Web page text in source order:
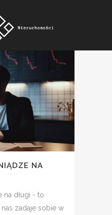
NA
na długi - to
zadaje sobie w